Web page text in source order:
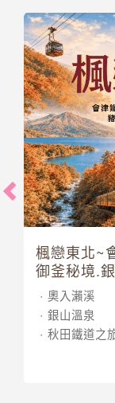
楓戀東北~
御釜秘境.
奧入瀨溪
銀山溫泉
秋田鐵道之